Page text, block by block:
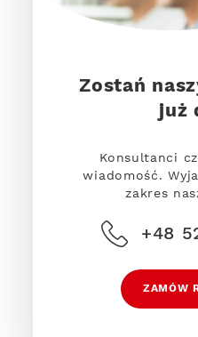
Zostań
już
Konsultanci
wiadomość.
zakres
+48
ZAMÓW